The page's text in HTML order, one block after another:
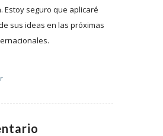
Estoy seguro que aplicaré
sus ideas en las próximas